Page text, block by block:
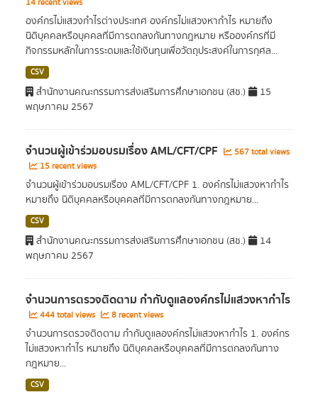
14 recent views
องค์กรไม่แสวงกำไรต่างประเทศ องค์กรไม่แสวงหากำไร หมายถึง
นิติบุคคลหรือบุคคลที่มีการตกลงกันทางกฎหมาย หรือองค์กรที่มี
กิจกรรมหลักในการระดมและใช้เงินทุนเพื่อวัตถุประสงค์ในการกุศล...
CSV
สำนักงานคณะกรรมการส่งเสริมการศึกษาเอกชน (สช.)
15
พฤษภาคม 2567
จำนวนผู้เข้าร่วมอบรมเรื่อง AML/CFT/CPF
567 total views
15 recent views
จำนวนผู้เข้าร่วมอบรมเรื่อง AML/CFT/CPF 1. องค์กรไม่แสวงหากำไร
หมายถึง นิติบุคคลหรือบุคคลที่มีการตกลงกันทางกฎหมาย...
CSV
สำนักงานคณะกรรมการส่งเสริมการศึกษาเอกชน (สช.)
14
พฤษภาคม 2567
จำนวนการตรวจติดตาม กำกับดูแลองค์กรไม่แสวงหากำไร
444 total views 8 recent views
จำนวนการตรวจติดตาม กำกับดูแลองค์กรไม่แสวงหากำไร 1. องค์กร
ไม่แสวงหากำไร หมายถึง นิติบุคคลหรือบุคคลที่มีการตกลงกันทาง
กฎหมาย...
CSV